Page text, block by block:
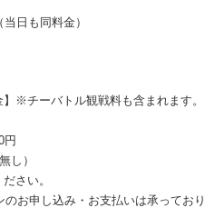
日も同料金）
】※チーバトル観戦料も含まれます。
円
し）
さい。
お申し込み・お支払いは承っており